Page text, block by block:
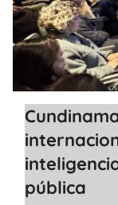
pública